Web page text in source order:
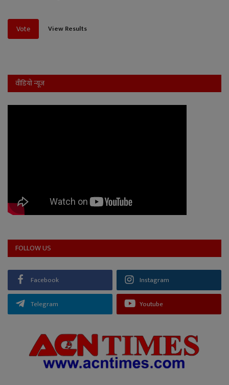
Vote View Results
वीडियो न्यूज
FOLLOW US
Facebook Instagram
Telegram Youtube